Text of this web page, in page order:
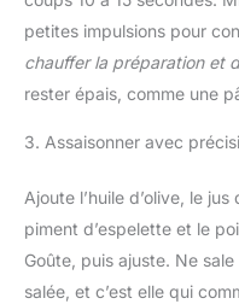
petites impulsions pour
chauffer la préparation et
rester épais, comme une
3. Assaisonner avec
Ajoute l’huile d’olive, le
piment d’espelette et le
Goûte, puis ajuste. Ne
salée, et c’est elle qui